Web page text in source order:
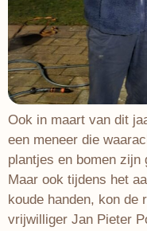
Ook in maart van dit
een meneer die
plantjes en bomen zijn
Maar ook tijdens het
koude handen, kon de
vrijwilliger Jan Pieter